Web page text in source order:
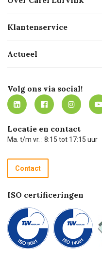
Geschiedenis
Missie
Werken bij Carel Lurvink
MVO
Klantenservice
Bezorgen
Mijn Carel Lurvink
Mijn Carel Lurvink
Carel Lurvink App
Hulp op afstand
Technische dienst
Recycle programma
Betalen
Actueel
Innovation LAB
Tevreden klanten
Carel Lurvink Blog
Carel de podcast
Volg ons via social!
Locatie en contact
Ma. t/m vr. : 8:15 tot 17:15 uur
Contact
ISO certificeringen